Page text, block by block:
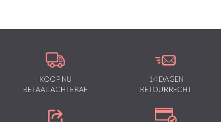
KOOP NU
BETAAL ACHTERAF
14 DAGEN
RETOURRECHT